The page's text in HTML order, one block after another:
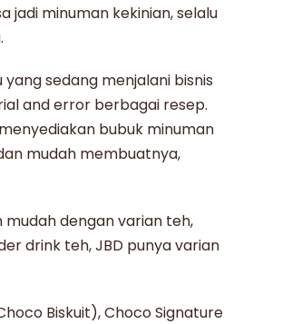
jadi minuman kekinian, selalu
sedang menjalani bisnis
and error berbagai resep.
bubuk minuman
mudah membuatnya,
dengan varian teh,
drink teh, JBD punya varian
Biskuit), Choco Signature